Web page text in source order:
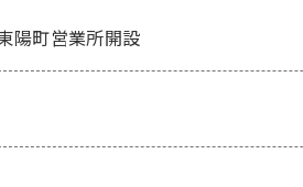
陽町営業所開設